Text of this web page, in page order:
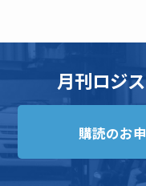
月刊ロジ
購読のお